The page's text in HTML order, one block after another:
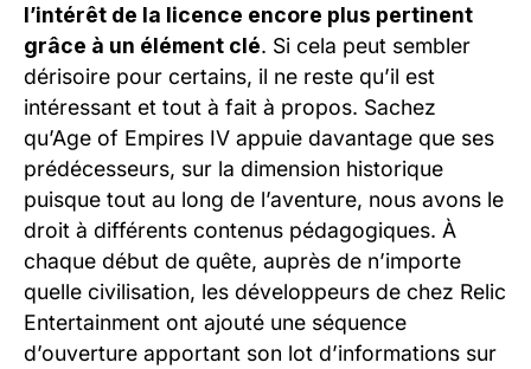
l’intérêt de la licence encore plus pertinent
grâce à un élément clé. Si cela peut sembler
dérisoire pour certains, il ne reste qu’il est
intéressant et tout à fait à propos. Sachez
qu’Age of Empires IV appuie davantage que ses
prédécesseurs, sur la dimension historique
puisque tout au long de l’aventure, nous avons le
droit à différents contenus pédagogiques. À
chaque début de quête, auprès de n’importe
quelle civilisation, les développeurs de chez Relic
Entertainment ont ajouté une séquence
d’ouverture apportant son lot d’informations sur